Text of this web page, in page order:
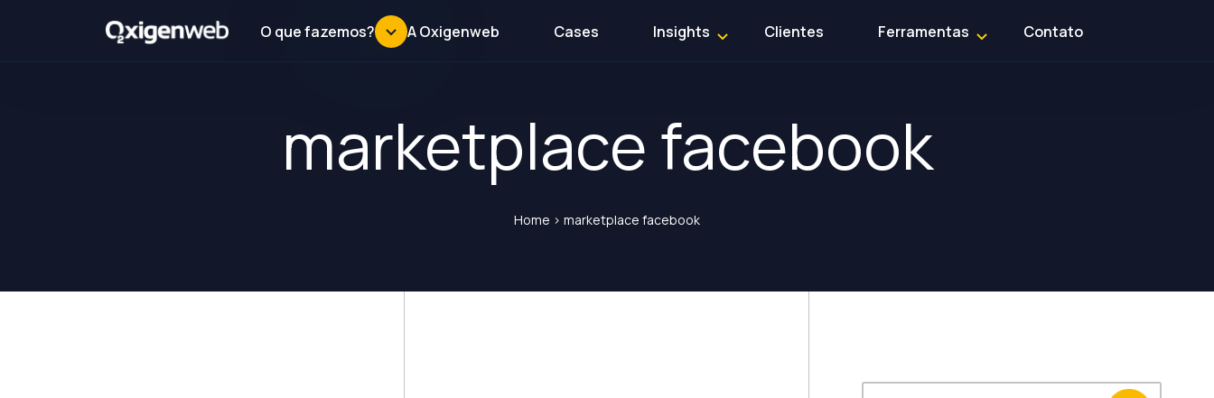
O que fazemos? A Oxigenweb Cases Insights Clientes Ferramentas Contato
marketplace facebook
Home > marketplace facebook